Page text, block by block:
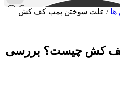
ها / علت سوختن پمپ کف کش
کش چیست؟ بررسی